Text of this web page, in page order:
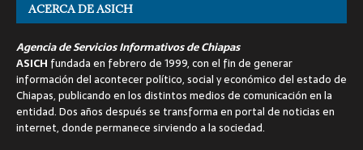
ACERCA DE ASICH
Agencia de Servicios Informativos de Chiapas
ASICH fundada en febrero de 1999, con el fin de generar
información del acontecer político, social y económico del estado de
Chiapas, publicando en los distintos medios de comunicación en la
entidad. Dos años después se transforma en portal de noticias en
internet, donde permanece sirviendo a la sociedad.